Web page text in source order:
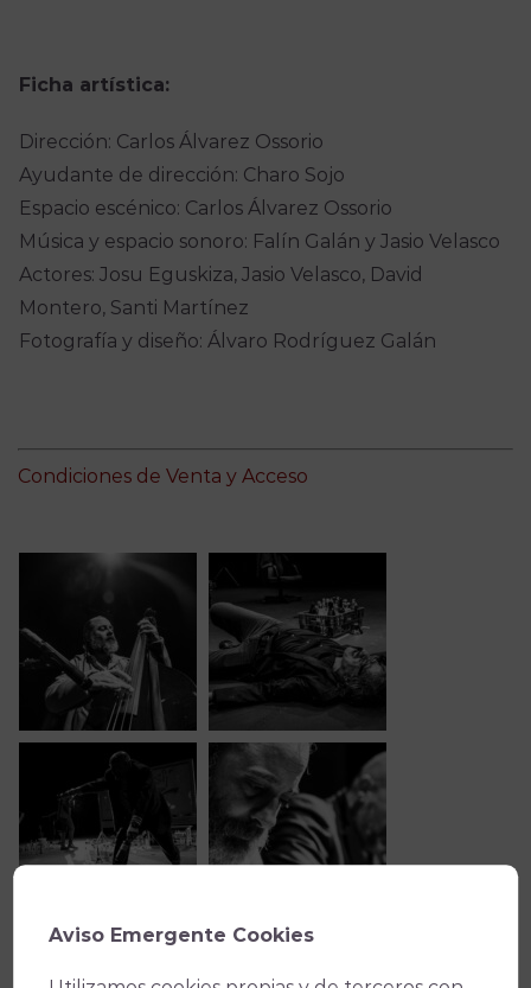
Ficha artística:
Dirección: Carlos Álvarez Ossorio
Ayudante de dirección: Charo Sojo
Espacio escénico: Carlos Álvarez Ossorio
Música y espacio sonoro: Falín Galán y Jasio Velasco
Actores: Josu Eguskiza, Jasio Velasco, David
Montero, Santi Martínez
Fotografía y diseño: Álvaro Rodríguez Galán
Condiciones de Venta y Acceso
Aviso Emergente Cookies